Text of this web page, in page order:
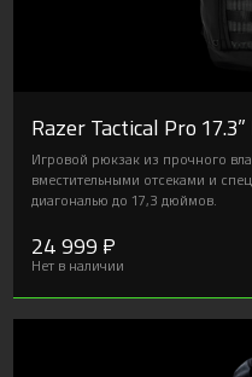
Razer Tactical Pro
Игровой рюкзак из прочного
вместительными отсеками и
диагональю до 17,3 дюймов.
24 999 ₽
Нет в наличии